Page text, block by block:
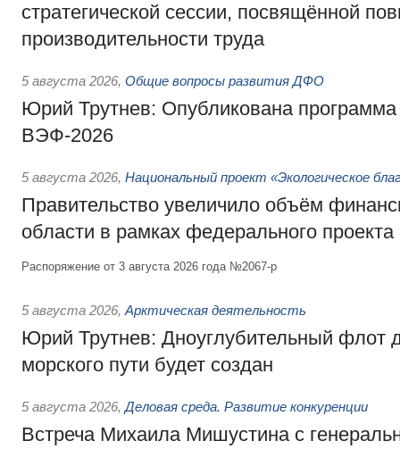
стратегической сессии, посвящённой
производительности труда
5 августа 2026, Общие вопросы развития ДФО
Юрий Трутнев: Опубликована
ВЭФ-2026
5 августа 2026, Национальный проект «Экологическое
Правительство увеличило объём
области в рамках федерального
Распоряжение от 3 августа 2026 года №2067-р
5 августа 2026, Арктическая деятельность
Юрий Трутнев: Дноуглубительный флот
морского пути будет создан
5 августа 2026, Деловая среда. Развитие конкуренции
Встреча Михаила Мишустина с